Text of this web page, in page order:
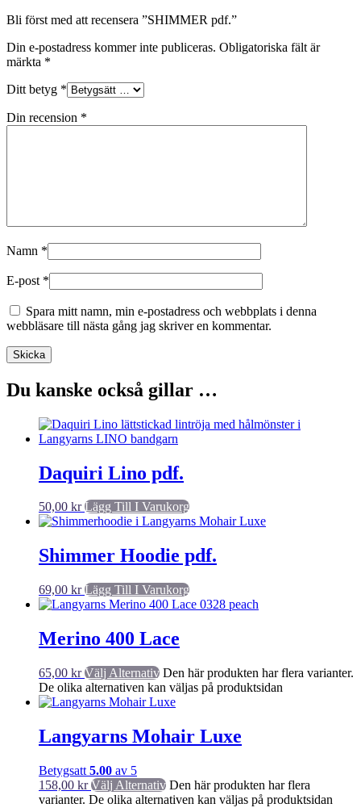
Bli först med att recensera ”SHIMMER pdf.”
Din e-postadress kommer inte publiceras. Obligatoriska fält är
märkta *
Ditt betyg *
Din recension *
Namn *
E-post *
Spara mitt namn, min e-postadress och webbplats i denna
webbläsare till nästa gång jag skriver en kommentar.
Du kanske också gillar …
Daquiri Lino pdf.
50,00 kr Lägg Till I Varukorg
Shimmer Hoodie pdf.
69,00 kr Lägg Till I Varukorg
Merino 400 Lace
65,00 kr Välj Alternativ Den här produkten har flera varianter.
De olika alternativen kan väljas på produktsidan
Langyarns Mohair Luxe
Betygsatt 5.00 av 5
158,00 kr Välj Alternativ Den här produkten har flera
varianter. De olika alternativen kan väljas på produktsidan